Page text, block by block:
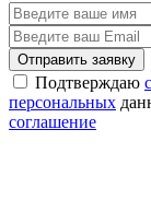
Отправить заявку
Подтверждаю
персональных
соглашение